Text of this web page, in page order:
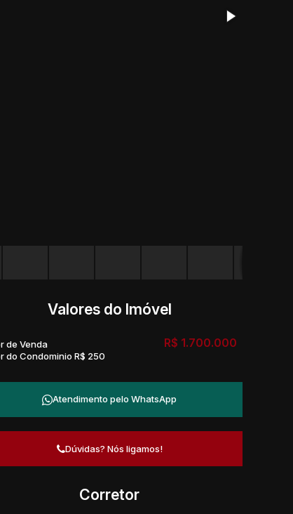
Valores do Imóvel
R$ 1.700.000
de Venda
do Condominio R$ 250
Atendimento pelo WhatsApp
Dúvidas? Nós ligamos!
Corretor